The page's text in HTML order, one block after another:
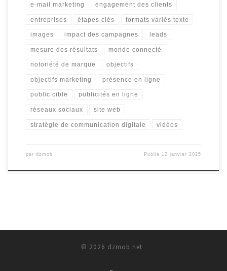
e-mail marketing engagement des clients
entreprises étapes clés formats variés texte
images impact des campagnes leads
mesure des résultats monde connecté
notoriété de marque objectifs
objectifs marketing présence en ligne
public cible publicités en ligne
réseaux sociaux site web
stratégie de communication digitale vidéos
par dzmob Publié 12 janvier 2025
© 2026 dzmob.net